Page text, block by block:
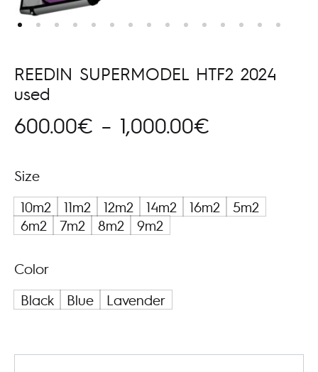
REEDIN SUPERMODEL HTF2 2024
used
600.00€ – 1,000.00€
600.00€
through
Size
10m2
11m2 12m2 14m2 16m2
5m2
6m2
7m2 8m2 9m2
Color
Black
Blue Lavender